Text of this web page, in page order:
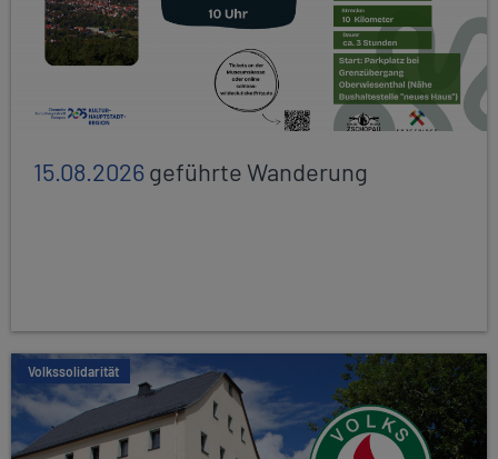
15.08.2026geführte Wanderung
Volkssolidarität